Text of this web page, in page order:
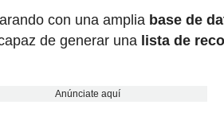
con una amplia base de
de generar una lista de
Anúnciate aquí